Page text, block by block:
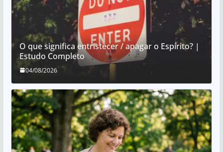
O que significa entristecer / apagar o Espírito? |
Estudo Completo
04/08/2026